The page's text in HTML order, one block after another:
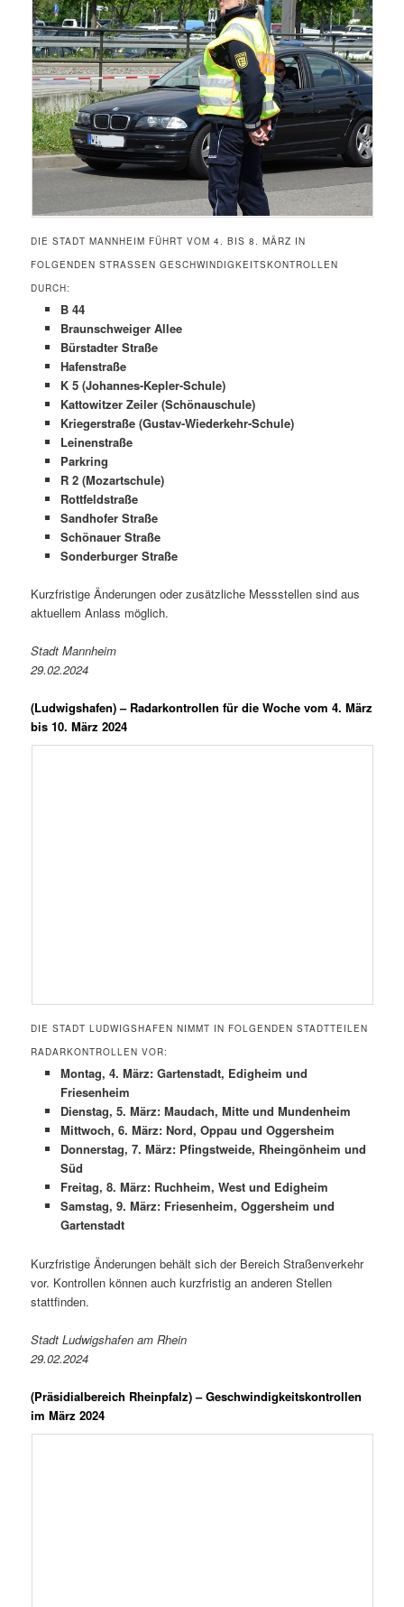
DIE STADT MANNHEIM FÜHRT VOM 4. BIS 8. MÄRZ IN
FOLGENDEN STRASSEN GESCHWINDIGKEITSKONTROLLEN D
URCH:
B 44
Braunschweiger Allee
Bürstadter Straße
Hafenstraße
K 5 (Johannes-Kepler-Schule)
Kattowitzer Zeiler (Schönauschule)
Kriegerstraße (Gustav-Wiederkehr-Schule)
Leinenstraße
Parkring
R 2 (Mozartschule)
Rottfeldstraße
Sandhofer Straße
Schönauer Straße
Sonderburger Straße
Kurzfristige Änderungen oder zusätzliche Messstellen sind aus
aktuellem Anlass möglich.
Stadt Mannheim
29.02.2024
(Ludwigshafen) – Radarkontrollen für die Woche vom 4. März
bis 10. März 2024
DIE STADT LUDWIGSHAFEN NIMMT IN FOLGENDEN STADTTEILEN
RADARKONTROLLEN VOR:
Montag, 4. März: Gartenstadt, Edigheim und
Friesenheim
Dienstag, 5. März: Maudach, Mitte und Mundenheim
Mittwoch, 6. März: Nord, Oppau und Oggersheim
Donnerstag, 7. März: Pfingstweide, Rheingönheim und
Süd
Freitag, 8. März: Ruchheim, West und Edigheim
Samstag, 9. März: Friesenheim, Oggersheim und
Gartenstadt
Kurzfristige Änderungen behält sich der Bereich Straßenverkehr
vor. Kontrollen können auch kurzfristig an anderen Stellen
stattfinden.
Stadt Ludwigshafen am Rhein
29.02.2024
(Präsidialbereich Rheinpfalz)– Geschwindigkeitskontrollen
im März 2024